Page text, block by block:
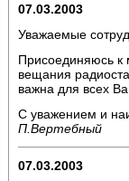
07.03.2003
Уважаемые
Присоединяюсь к
вещания
важна для всех
С уважением и
П.Вертебный
07.03.2003